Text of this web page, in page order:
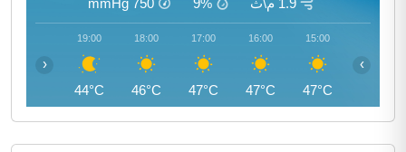
1.9 م\ث 9%
750
mmHg
15:00
47°C
16:00
47°C
17:00
47°C
18:00
46°C
19:00
44°C
‹ ›